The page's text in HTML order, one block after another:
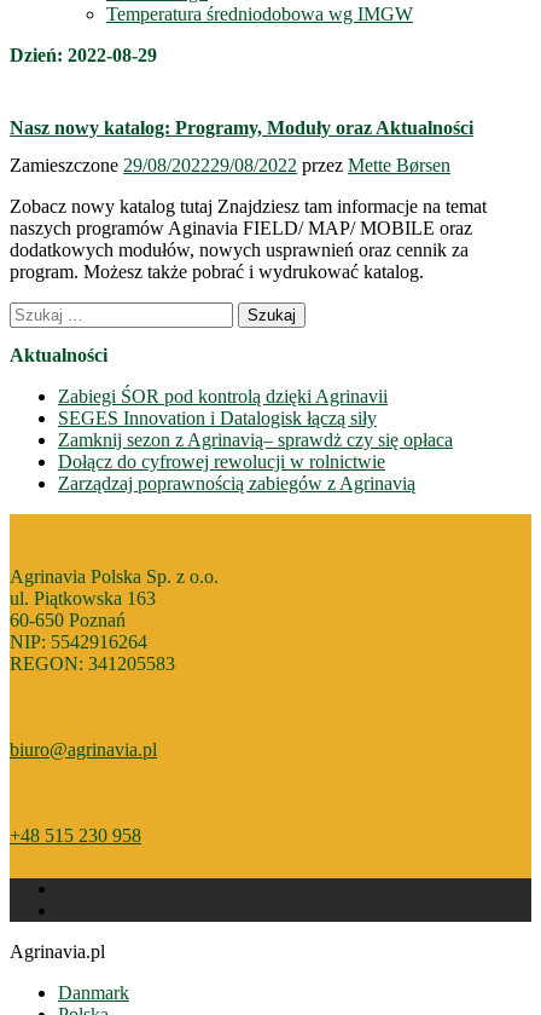
Temperatura średniodobowa wg IMGW
Dzień: 2022-08-29
Nasz nowy katalog: Programy, Moduły oraz Aktualności
Zamieszczone 29/08/202229/08/2022 przez Mette Børsen
Zobacz nowy katalog tutaj Znajdziesz tam informacje na temat
naszych programów Aginavia FIELD/ MAP/ MOBILE oraz
dodatkowych modułów, nowych usprawnień oraz cennik za
program. Możesz także pobrać i wydrukować katalog.
Nawigacja
wpisów
Szukaj:
Aktualności
Zabiegi ŚOR pod kontrolą dzięki Agrinavii
SEGES Innovation i Datalogisk łączą siły
Zamknij sezon z Agrinavią– sprawdż czy się opłaca
Dołącz do cyfrowej rewolucji w rolnictwie
Zarządzaj poprawnością zabiegów z Agrinavią
Agrinavia Polska Sp. z o.o.
ul. Piątkowska 163
60-650 Poznań
NIP: 5542916264
REGON: 341205583
biuro@agrinavia.pl
+48 515 230 958
Agrinavia.pl
Danmark